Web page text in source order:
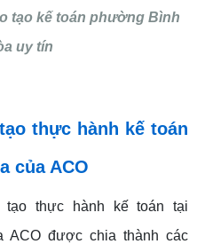
tạo kế toán phường Bình
uy tín
thực hành kế toán
của ACO
tạo thực hành kế toán tại
ACO được chia thành các